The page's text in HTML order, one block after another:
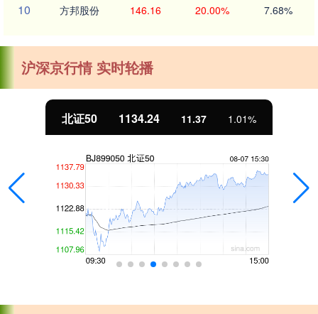
10 方邦股份 146.16 20.00% 7.68%
沪深京行情 实时轮播
北证50 1134.24 11.37 1.01%